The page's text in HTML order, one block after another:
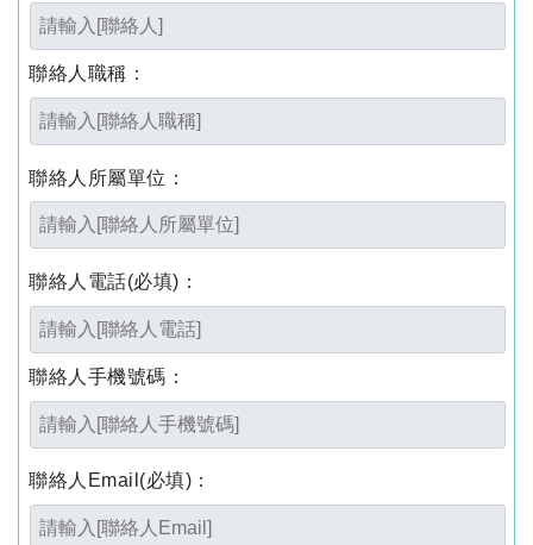
聯絡人職稱：
聯絡人所屬單位：
聯絡人電話(必填) ：
聯絡人手機號碼：
聯絡人Email (必填) ：